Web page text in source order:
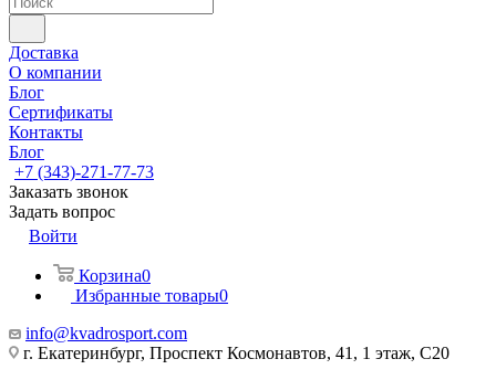
Доставка
О компании
Блог
Сертификаты
Контакты
Блог
+7 (343)-271-77-73
Заказать звонок
Задать вопрос
Войти
Корзина0
Избранные товары0
info@kvadrosport.com
г. Екатеринбург, Проспект Космонавтов, 41, 1 этаж, С20